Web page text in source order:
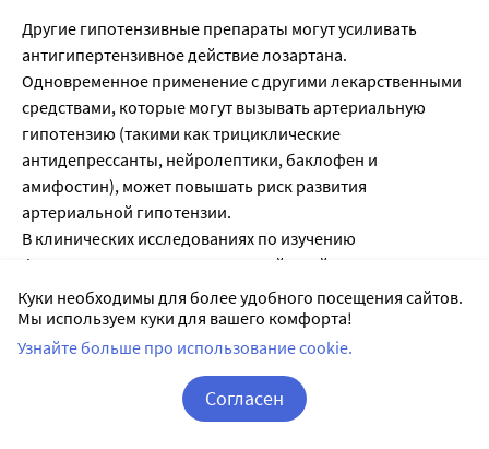
Другие гипотензивные препараты могут усиливать
антигипертензивное действие лозартана.
Одновременное применение с другими лекарственными
средствами, которые могут вызывать артериальную
гипотензию (такими как трициклические
антидепрессанты, нейролептики, баклофен и
амифостин), может повышать риск развития
артериальной гипотензии.
В клинических исследованиях по изучению
фармакокинетических взаимодействий лекарственных
средств не было выявлено клинически значимых
взаимодействий лозартана с гидрохлоротиазидом,
дигоксином, варфарином, циметидином и
Рифампицин, являясь индуктором метаболизма
лекарственных средств, снижает концентрацию
Куки необходимы для более удобного посещения сайтов.
Мы используем куки для вашего комфорта!
Узнайте больше про использование cookie.
Согласен